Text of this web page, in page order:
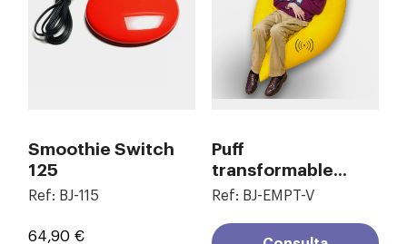
Smoothie Switch
125
Ref: BJ-115
Precio
64,90 €
Puff
transformable...
Ref: BJ-EMPT-V